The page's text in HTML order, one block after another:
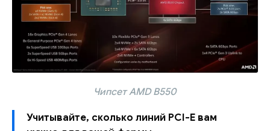
Чипсет AMD B550
Учитывайте, сколько линий PCI-E вам